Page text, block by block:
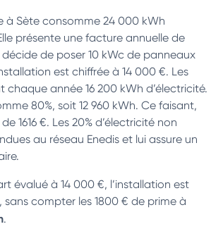
à Sète consomme 24 000 kWh
présente une facture annuelle de
décide de poser 10 kWc de panneaux
est chiffrée à 14 000 €. Les
année 16 200 kWh d’électricité.
80%, soit 12 960 kWh. Ce faisant,
1616 €. Les 20% d’électricité non
au réseau Enedis et lui assure un
évalué à 14 000 €, l’installation est
sans compter les 1800 € de prime à
.